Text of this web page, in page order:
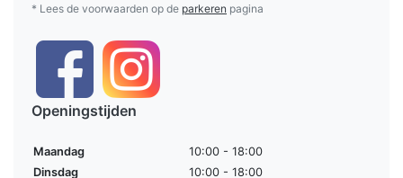
* Lees de voorwaarden op de parkeren pagina
Openingstijden
Maandag
10:00 - 18:00
Dinsdag
10:00 - 18:00